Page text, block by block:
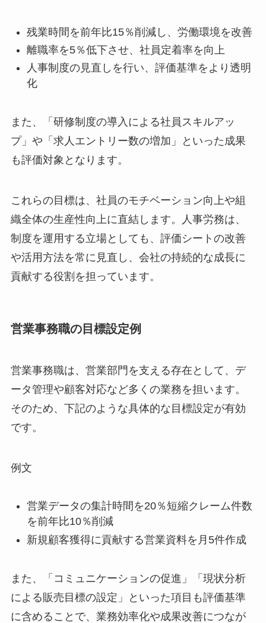
残業時間を前年比15％削減し、労働環境を改善
離職率を5％低下させ、社員定着率を向上
人事制度の見直しを行い、評価基準をより透明
化
また、「研修制度の導入による社員スキルアッ
プ」や「求人エントリー数の増加」といった成果
も評価対象となります。
これらの目標は、社員のモチベーション向上や組
織全体の生産性向上に直結します。人事労務は、
制度を運用する立場としても、評価シートの改善
や活用方法を常に見直し、会社の持続的な成長に
貢献する役割を担っています。
営業事務職の目標設定例
営業事務職は、営業部門を支える存在として、デ
ータ管理や顧客対応など多くの業務を担います。
そのため、下記のような具体的な目標設定が有効
です。
例文
営業データの集計時間を20％短縮クレーム件数
を前年比10％削減
新規顧客獲得に貢献する営業資料を月5件作成
また、「コミュニケーションの促進」「現状分析
による販売目標の設定」といった項目も評価基準
に含めることで、業務効率化や成果改善につなが